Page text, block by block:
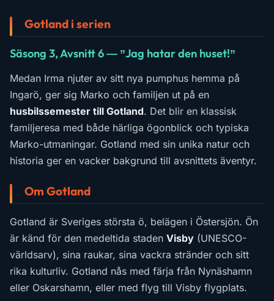
Gotland i serien
Säsong 3, Avsnitt 6 — ”Jag hatar den huset!”
Medan Irma njuter av sitt nya pumphus hemma på
Ingarö, ger sig Marko och familjen ut på en
husbilssemester till Gotland. Det blir en klassisk
familjeresa med både härliga ögonblick och typiska
Marko-utmaningar. Gotland med sin unika natur och
historia ger en vacker bakgrund till avsnittets äventyr.
Om Gotland
Gotland är Sveriges största ö, belägen i Östersjön. Ön
är känd för den medeltida staden Visby (UNESCO-
världsarv), sina raukar, sina vackra stränder och sitt
rika kulturliv. Gotland nås med färja från Nynäshamn
eller Oskarshamn, eller med flyg till Visby flygplats.